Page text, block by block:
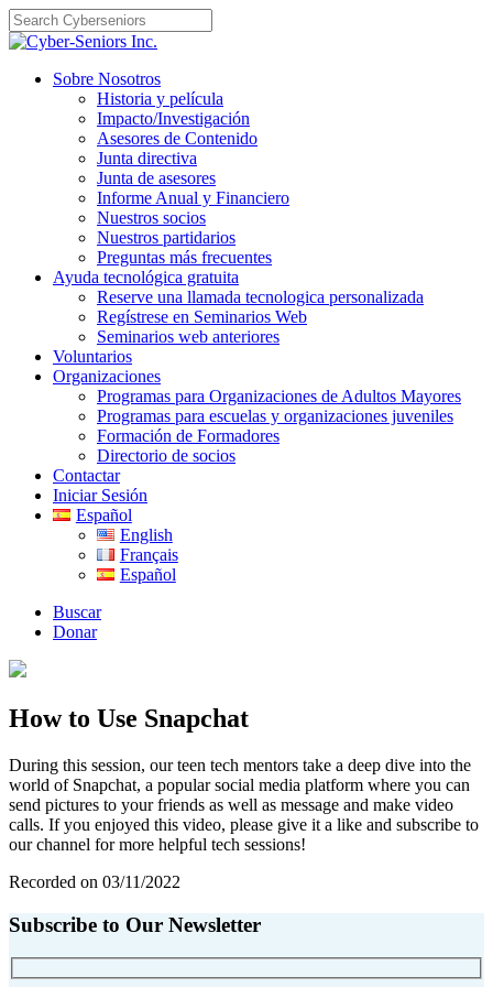
Skip
to
content
Sobre Nosotros
Historia y película
Impacto/Investigación
Asesores de Contenido
Junta directiva
Junta de asesores
Informe Anual y Financiero
Nuestros socios
Nuestros partidarios
Preguntas más frecuentes
Ayuda tecnológica gratuita
Reserve una llamada tecnologica personalizada
Regístrese en Seminarios Web
Seminarios web anteriores
Voluntarios
Organizaciones
Programas para Organizaciones de Adultos Mayores
Programas para escuelas y organizaciones juveniles
Formación de Formadores
Directorio de socios
Contactar
Iniciar Sesión
Español
English
Français
Español
Buscar
Donar
How to Use Snapchat
During this session, our teen tech mentors take a deep dive into the
world of Snapchat, a popular social media platform where you can
send pictures to your friends as well as message and make video
calls. If you enjoyed this video, please give it a like and subscribe to
our channel for more helpful tech sessions!
Recorded on 03/11/2022
Subscribe to Our Newsletter